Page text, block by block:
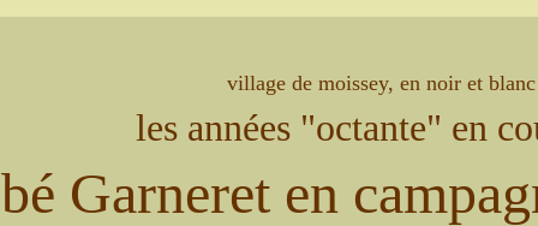
village de moissey, en noir et blanc
les années "octante" en
Garneret en